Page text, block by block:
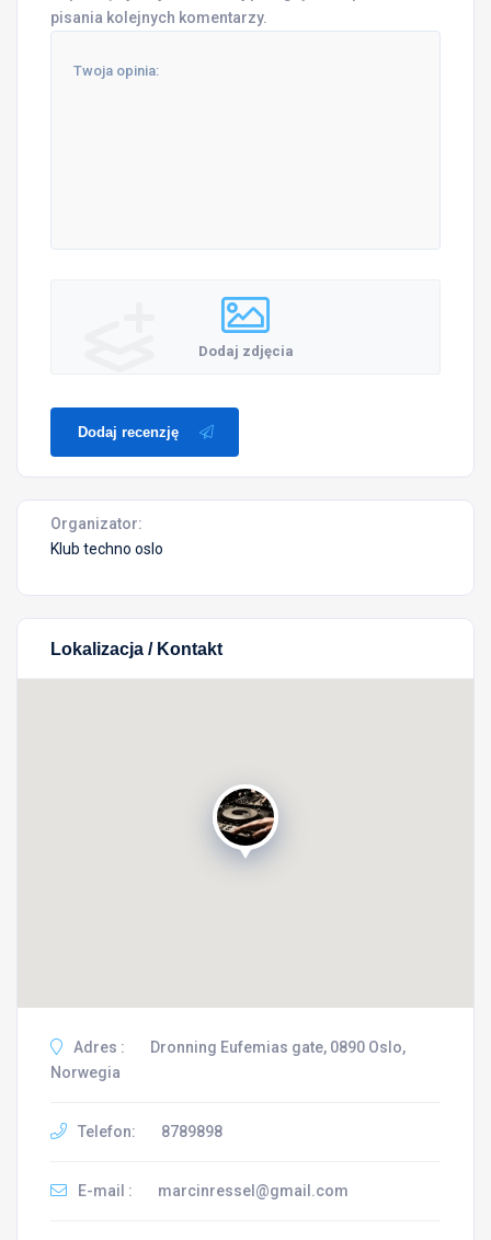
pisania kolejnych komentarzy.
Dodaj zdjęcia
Dodaj recenzję
Organizator:
Klub techno oslo
Lokalizacja / Kontakt
Adres :
Dronning Eufemias gate, 0890 Oslo,
Norwegia
Telefon: 8789898
E-mail : marcinressel@gmail.com